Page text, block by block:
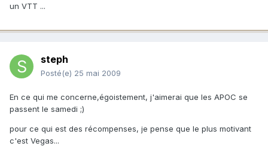
un VTT ...
steph
Posté(e) 25 mai 2009
En ce qui me concerne,égoistement, j'aimerai que les APOC se
passent le samedi ;)
pour ce qui est des récompenses, je pense que le plus motivant
c'est Vegas...